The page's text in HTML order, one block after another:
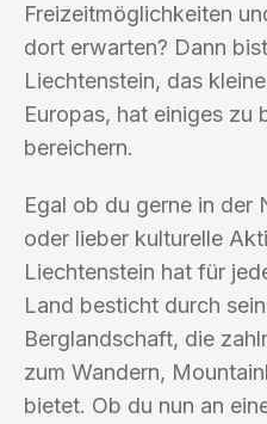
Freizeitmöglichkeiten
dort erwarten? Dann
Liechtenstein, das
Europas, hat einiges zu
bereichern.
Egal ob du gerne in der
oder lieber kulturelle
Liechtenstein hat für
Land besticht durch
Berglandschaft, die
zum Wandern,
bietet. Ob du nun an